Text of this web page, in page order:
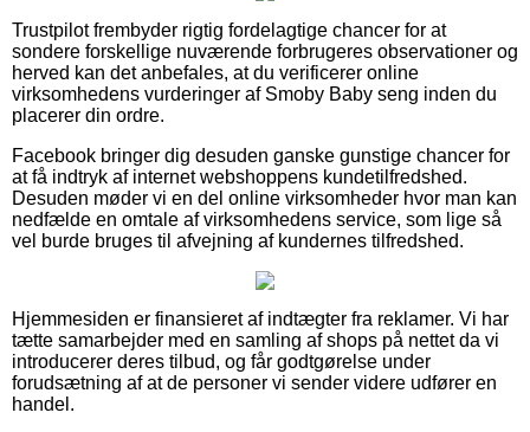
Trustpilot frembyder rigtig fordelagtige chancer for at
sondere forskellige nuværende forbrugeres observationer og
herved kan det anbefales, at du verificerer online
virksomhedens vurderinger af Smoby Baby seng inden du
placerer din ordre.
Facebook bringer dig desuden ganske gunstige chancer for
at få indtryk af internet webshoppens kundetilfredshed.
Desuden møder vi en del online virksomheder hvor man kan
nedfælde en omtale af virksomhedens service, som lige så
vel burde bruges til afvejning af kundernes tilfredshed.
Hjemmesiden er finansieret af indtægter fra reklamer. Vi har
tætte samarbejder med en samling af shops på nettet da vi
introducerer deres tilbud, og får godtgørelse under
forudsætning af at de personer vi sender videre udfører en
handel.